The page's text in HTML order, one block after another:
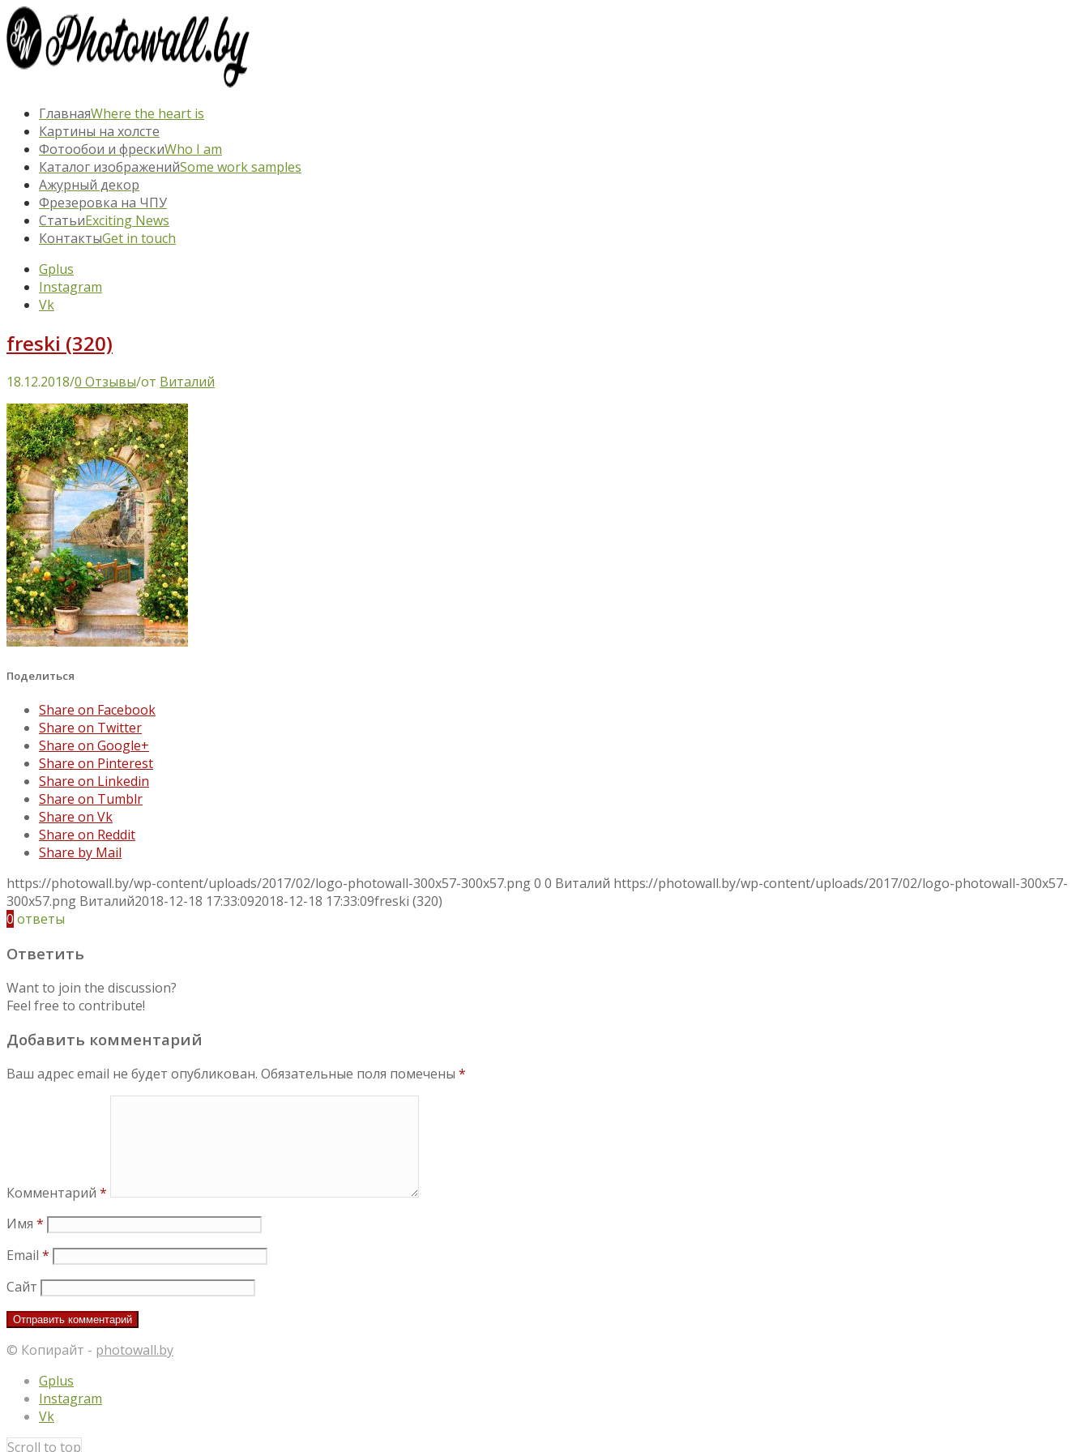
ГлавнаяWhere the heart is
Картины на холсте
Фотообои и фрескиWho I am
Каталог изображенийSome work samples
Ажурный декор
Фрезеровка на ЧПУ
СтатьиExciting News
КонтактыGet in touch
Gplus
Instagram
Vk
freski (320)
18.12.2018/0 Отзывы/от Виталий
Поделиться
Share on Facebook
Share on Twitter
Share on Google+
Share on Pinterest
Share on Linkedin
Share on Tumblr
Share on Vk
Share on Reddit
Share by Mail
https://photowall.by/wp-content/uploads/2017/02/logo-photowall-300x57-300x57.png0 0 Виталий https://photowall.by/wp-content/uploads/2017/02/logo-photowall-300x57-
300x57.png Виталий2018-12-18 17:33:092018-12-18 17:33:09freski (320)
0 ответы
Ответить
Want to join the discussion?
Feel free to contribute!
Добавить комментарий
Ваш адрес email не будет опубликован. Обязательные поля помечены *
Комментарий *
Имя *
Email *
Сайт
© Копирайт - photowall.by
Gplus
Instagram
Vk
Scroll to top